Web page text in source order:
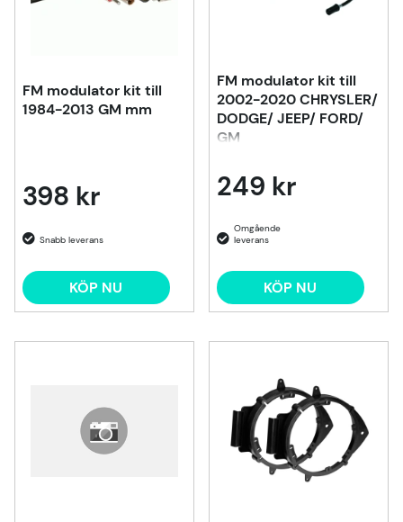
FM modulator kit till
1984-2013 GM mm
398 kr
KÖP NU
FM modulator kit till
2002-2020 CHRYSLER/
DODGE/ JEEP/ FORD/
GM
249 kr
KÖP NU